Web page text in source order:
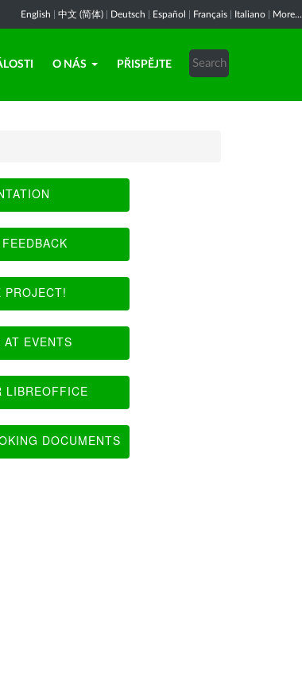
English 中文 (简体) Deutsch Español Français Italiano More...
O NÁS PŘISPĚJTE
PROJECT!
AT EVENTS
LIBREOFFICE
DOCUMENTS